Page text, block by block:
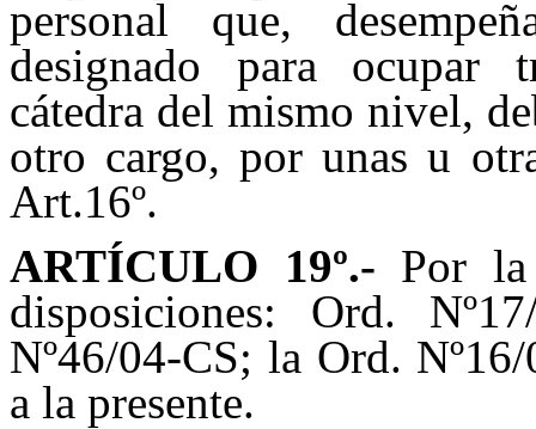
personal que,
designado para ocupar
cátedra del mismo nivel,
otro cargo, por unas u
Art.16º.
ARTÍCULO 19º.- Por la
disposiciones: Ord.
Nº46/04-CS; la Ord.
a la presente.